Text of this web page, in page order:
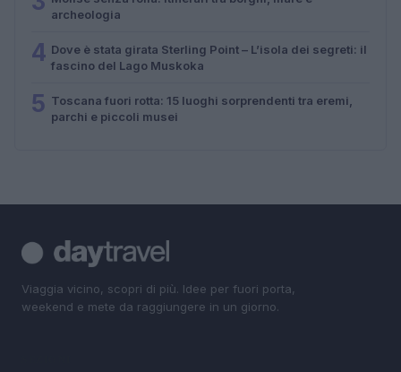
archeologia
4 Dove è stata girata Sterling Point – L’isola dei segreti: il
fascino del Lago Muskoka
5 Toscana fuori rotta: 15 luoghi sorprendenti tra eremi,
parchi e piccoli musei
Viaggia vicino, scopri di più. Idee per fuori porta,
weekend e mete da raggiungere in un giorno.